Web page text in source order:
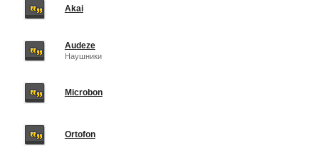
Akai
Audeze
Наушники
Microbon
Ortofon